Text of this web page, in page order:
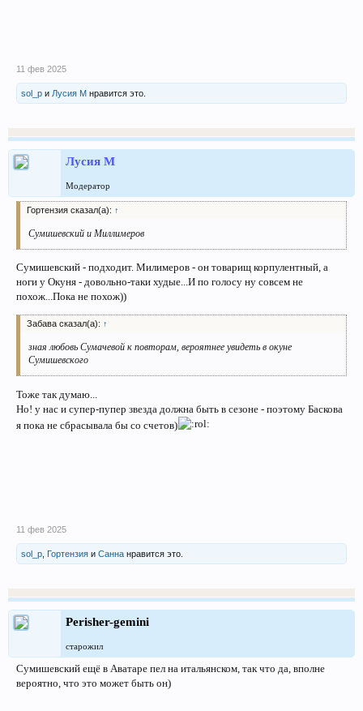
11 фев 2025
sol_p и Лусия М нравится это.
Лусия М
Модератор
Гортензия сказал(а): ↑
Сумишевский и Миллимеров
Сумишевский - подходит. Милимеров - он товарищ корпулентный, а
ноги у Окуня - довольно-таки худые...И по голосу ну совсем не
похож...Пока не похож))
Забава сказал(а): ↑
зная любовь Сумачевой к повторам, вероятнее увидеть в окуне
Сумишевского
Тоже так думаю...
Но! у нас и супер-пупер звезда должна быть в сезоне - поэтому Баскова
я пока не сбрасывала бы со счетов)
11 фев 2025
sol_p Гортензия и Санна нравится это.
Perisher-gemini
старожил
Сумишевский ещё в Аватаре пел на итальянском, так что да, вполне
вероятно, что это может быть он)